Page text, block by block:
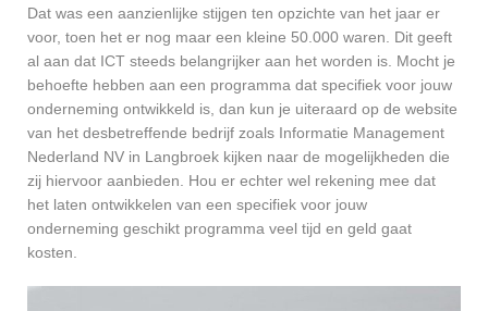
Dat was een aanzienlijke stijgen ten opzichte van het jaar er
voor, toen het er nog maar een kleine 50.000 waren. Dit geeft
al aan dat ICT steeds belangrijker aan het worden is. Mocht je
behoefte hebben aan een programma dat specifiek voor jouw
onderneming ontwikkeld is, dan kun je uiteraard op de website
van het desbetreffende bedrijf zoals Informatie Management
Nederland NV in Langbroek kijken naar de mogelijkheden die
zij hiervoor aanbieden. Hou er echter wel rekening mee dat
het laten ontwikkelen van een specifiek voor jouw
onderneming geschikt programma veel tijd en geld gaat
kosten.